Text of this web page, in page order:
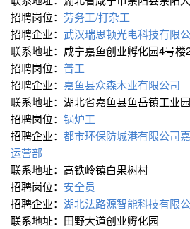
招聘岗位： 劳务工/打杂工
招聘企业： 武汉瑞思顿光电科技有限
联系地址：咸宁嘉鱼创业孵化园4号楼
招聘岗位： 普工
招聘企业： 嘉鱼县众森木业有限公司
联系地址：湖北省嘉鱼县鱼岳镇工业
招聘岗位： 锅炉工
招聘企业： 都市环保防城港有限公司
运营部
联系地址：高铁岭镇白果树村
招聘岗位： 安全员
招聘企业： 湖北法路源智能科技有限
联系地址：田野大道创业孵化园